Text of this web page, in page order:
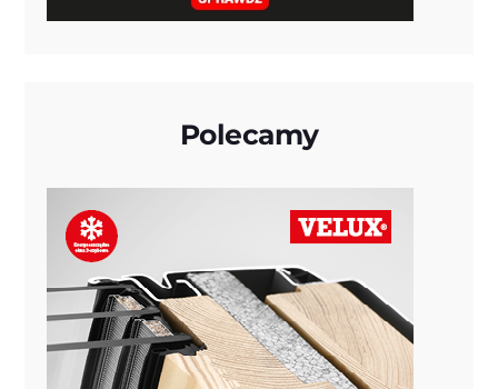
Polecamy